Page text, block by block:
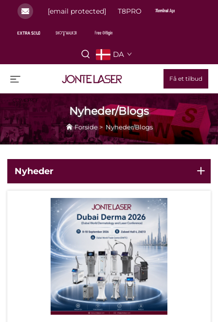
[email protected] T8PRO
DA
Få et tilbud
Nyheder/Blogs
Forside> Nyheder/Blogs
Nyheder